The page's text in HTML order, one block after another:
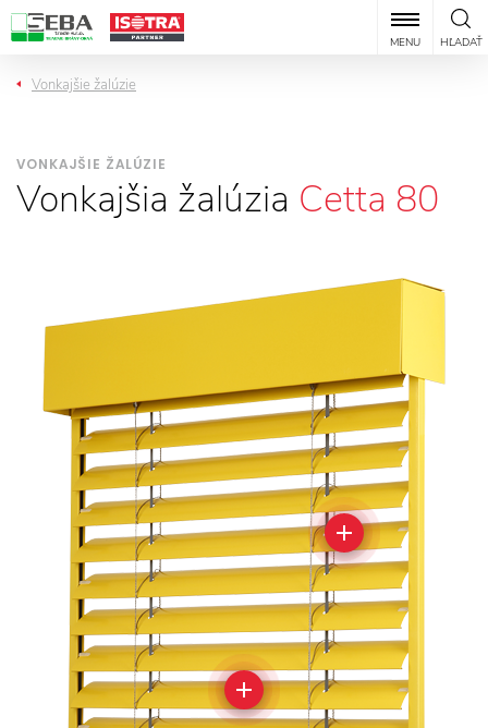
HĽADAŤ
MENU
Vonkajšie žalúzie
VONKAJŠIE ŽALÚZIE
Vonkajšia žalúzia Cetta 80